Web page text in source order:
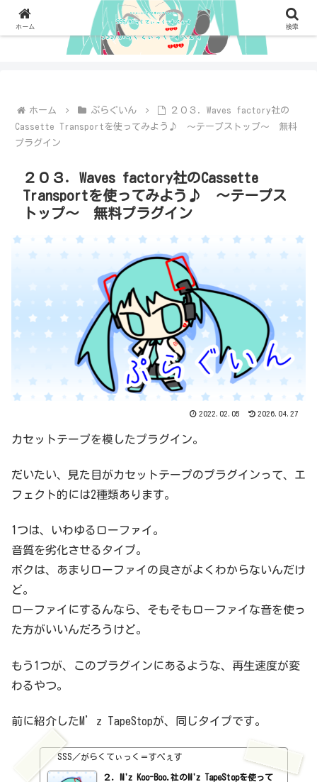
ホーム ぷらぐいん
２０３．Waves factory社の
Cassette Transportを使ってみよう♪ ～テープストップ～ 無料
プラグイン
２０３．Waves factory社のCassette
Transportを使ってみよう♪ ～テープス
トップ～ 無料プラグイン
2022.02.05 2026.04.27
カセットテープを模したプラグイン。
だいたい、見た目がカセットテープのプラグインって、エ
フェクト的には2種類あります。
1つは、いわゆるローファイ。
音質を劣化させるタイプ。
ボクは、あまりローファイの良さがよくわからないんだけ
ど。
ローファイにするんなら、そもそもローファイな音を使っ
た方がいいんだろうけど。
もう1つが、このプラグインにあるような、再生速度が変
わるやつ。
前に紹介したM’z TapeStopが、同じタイプです。
SSS／がらくてぃっく＝すぺぇす
２．M'z Koo-Boo.社のM'z TapeStopを使って
ホーム 検索